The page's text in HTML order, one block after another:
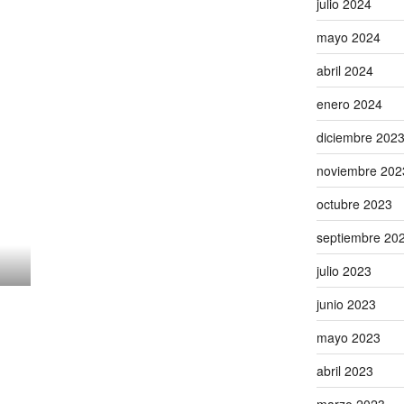
julio 2024
mayo 2024
abril 2024
enero 2024
diciembre 2023
noviembre
octubre 2023
septiembre
julio 2023
junio 2023
mayo 2023
abril 2023